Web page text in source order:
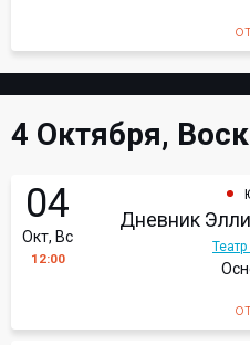
4 Октября,
04
Окт, Вс
12:00
Дневник